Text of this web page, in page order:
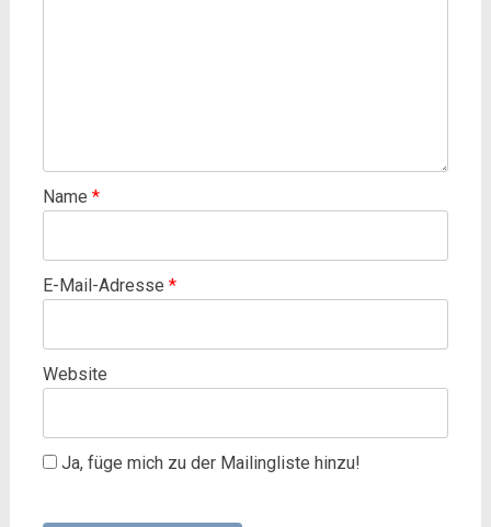
Name *
E-Mail-Adresse *
Website
Ja, füge mich zu der Mailingliste hinzu!